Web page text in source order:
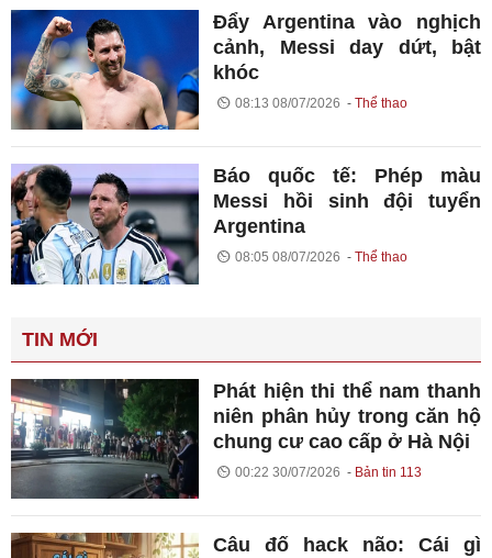
Đẩy Argentina vào nghịch
cảnh, Messi day dứt, bật
khóc
08:13 08/07/2026 Thể thao
Báo quốc tế: Phép màu
Messi hồi sinh đội tuyển
Argentina
08:05 08/07/2026 Thể thao
TIN MỚI
Phát hiện thi thể nam thanh
niên phân hủy trong căn hộ
chung cư cao cấp ở Hà Nội
00:22 30/07/2026 Bản tin 113
Câu đố hack não: Cái gì